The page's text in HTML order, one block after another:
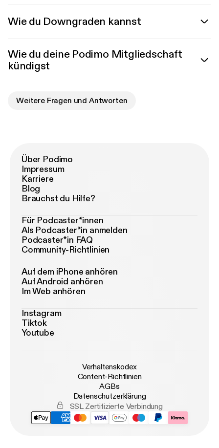
Wie du Downgraden kannst
Wie du deine Podimo Mitgliedschaft
kündigst
Weitere Fragen und Antworten
Über Podimo
Impressum
Karriere
Blog
Brauchst du Hilfe?
Für Podcaster*innen
Als Podcaster*in anmelden
Podcaster*in FAQ
Community-Richtlinien
Auf dem iPhone anhören
Auf Android anhören
Im Web anhören
Instagram
Tiktok
Youtube
Verhaltenskodex
Content-Richtlinien
AGBs
Datenschutzerklärung
SSL Zertifizierte Verbindung